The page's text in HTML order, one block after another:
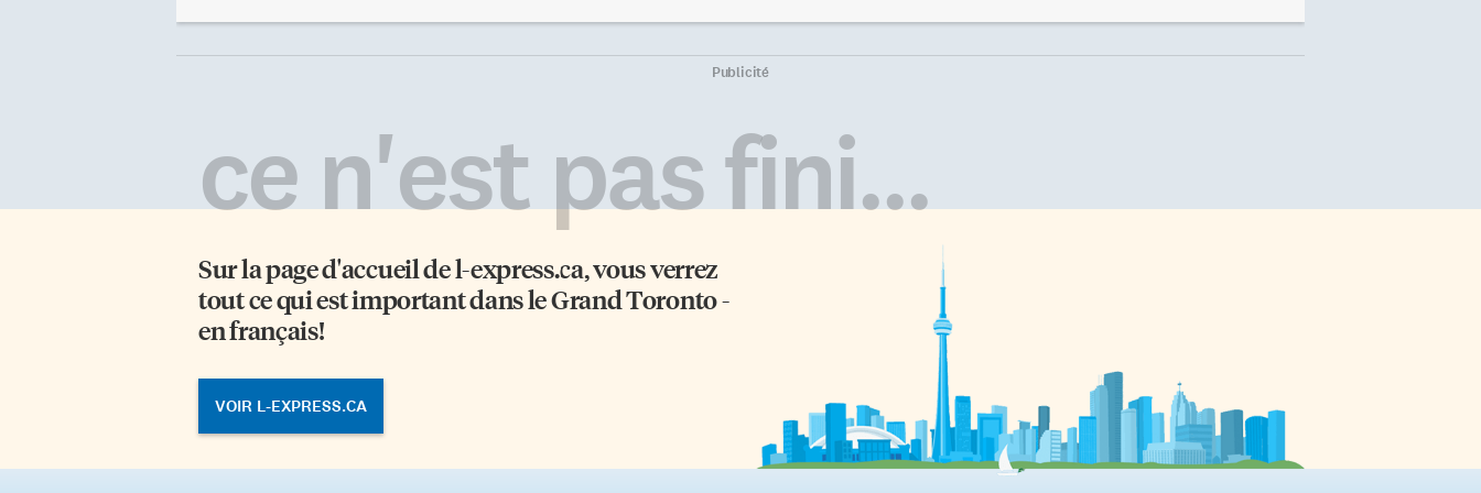
catholique Saint-Jean-de-Lalande
Drouinaud, responsable du
programme accueil jeunesse nous
explique sa joie d’avoir eu un tel
succès pour la première édition de
étudiants des classes d’art y
nouveau souffle Mais cette année,
«personne n’a fait d’œuvre
choquante. Je ne sais pas
pourquoi mais les propos sont
Ce roman est pour vous si vous
connu se déforme en géographies
Le roman dépeint et dissèque trois
figures réunies en un seul
personnage énigmatique:
Angéline, Lilith et Mélusine. Il
même provisoire, est motivé par
Publicité
ce n'est pas fini...
Sur la page d'accueil del-express.ca, vous verrez
tout ce qui est important dans le Grand Toronto -
en français!
VOIR L-EXPRESS.CA